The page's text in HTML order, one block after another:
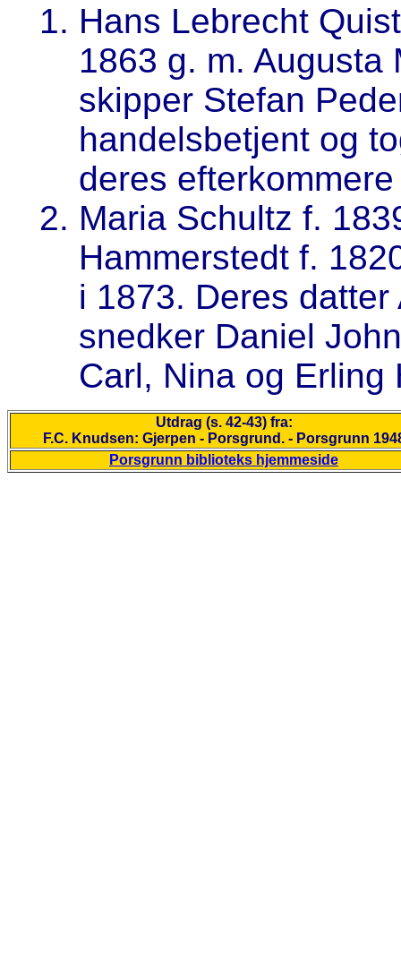
Hans Lebrecht
1863 g. m. Augusta
skipper Stefan
handelsbetjent og
deres
Maria Schultz f.
Hammerstedt f.
i 1873. Deres
snedker Daniel
Carl, Nina og Erling
Utdrag (s. 42-43) fra:
F.C. Knudsen: Gjerpen - Porsgrund. - Porsgrunn
Porsgrunn biblioteks hjemmeside